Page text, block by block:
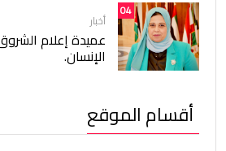
04
أخبار
عميدة إعلام
الإنسان.
أقسام الموقع